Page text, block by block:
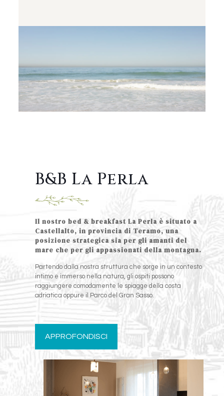
B&B La Perla
Il nostro bed & breakfast La Perla è situato a
Castellalto, in provincia di Teramo, una
posizione strategica sia per gli amanti del
mare che per gli appassionati della montagna.
Partendo dalla nostra struttura che sorge in un contesto
intimo e immerso nella natura, gli ospiti possono
raggiungere comodamente le spiagge della costa
adriatica oppure il Parco del Gran Sasso.
APPROFONDISCI